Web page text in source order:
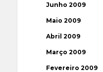
Junho 2009
Maio 2009
Abril 2009
Março 2009
Fevereiro 2009